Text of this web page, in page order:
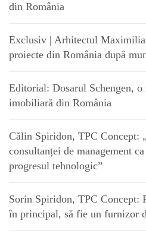
din România
Exclusiv | Arhitectul
proiecte din România după
Editorial: Dosarul Schengen,
imobiliară din România
Călin Spiridon, TPC Concept:
consultanței de management
progresul tehnologic”
Sorin Spiridon, TPC Concept:
în principal, să fie un furnizor